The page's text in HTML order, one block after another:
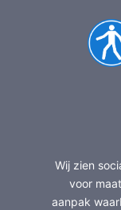
Wij zien
voor
aanpak